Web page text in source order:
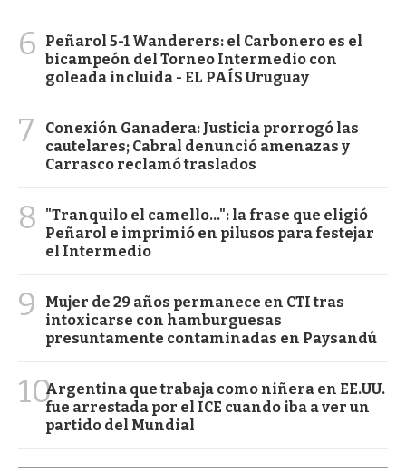
6
Peñarol 5-1 Wanderers: el Carbonero es el
bicampeón del Torneo Intermedio con
goleada incluida - EL PAÍS Uruguay
7
Conexión Ganadera: Justicia prorrogó las
cautelares; Cabral denunció amenazas y
Carrasco reclamó traslados
8
"Tranquilo el camello...": la frase que eligió
Peñarol e imprimió en pilusos para festejar
el Intermedio
9
Mujer de 29 años permanece en CTI tras
intoxicarse con hamburguesas
presuntamente contaminadas en Paysandú
10Argentina que trabaja como niñera en EE.UU.
fue arrestada por el ICE cuando iba a ver un
partido del Mundial